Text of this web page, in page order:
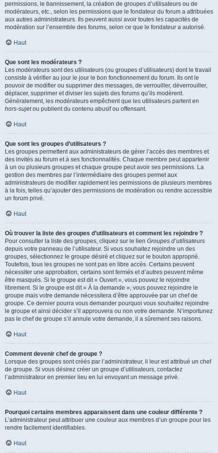
permissions, le bannissement, la création de groupes d’utilisateurs ou de
modérateurs, etc., selon les permissions que le fondateur du forum a attribuées
aux autres administrateurs. Ils peuvent aussi avoir toutes les capacités de
modération sur l’ensemble des forums, selon ce que le fondateur a autorisé.
Haut
Que sont les modérateurs ?
Les modérateurs sont des utilisateurs (ou groupes d’utilisateurs) dont le travail
consiste à vérifier au jour le jour le bon fonctionnement du forum. Ils ont le
pouvoir de modifier ou supprimer des messages, de verrouiller, déverrouiller,
déplacer, supprimer et diviser les sujets des forums qu’ils modèrent.
Généralement, les modérateurs empêchent que les utilisateurs partent en
hors-sujetou publient du contenu abusif ou offensant.
Haut
Que sont les groupes d’utilisateurs ?
Les groupes permettent aux administrateurs de gérer l’accès des membres et
des invités au forum et à ses fonctionnalités. Chaque membre peut appartenir
à un ou plusieurs groupes et chaque groupe peut avoir ses permissions. La
gestion des membres par l’intermédiaire des groupes permet aux
administrateurs de modifier rapidement les permissions de plusieurs membres
à la fois, telles qu’ajouter des permissions de modération ou rendre accessible
un forum privé.
Haut
Où trouver la liste des groupes d’utilisateurs et comment les rejoindre ?
Pour consulter la liste des groupes, cliquez sur le lien Groupes d’utilisateurs
depuis votre panneau de l’utilisateur. Si vous souhaitez rejoindre un des
groupes, sélectionnez le groupe désiré et cliquez sur le bouton approprié.
Toutefois, tous les groupes ne sont pas en libre accès. Certains peuvent
nécessiter une approbation, certains sont fermés et d’autres peuvent même
être masqués. Si le groupe est dit « Ouvert », vous pouvez le rejoindre
librement. Si le groupe est dit « À la demande », vous pouvez rejoindre le
groupe mais votre demande nécessitera d’être approuvée par un chef de
groupe. Ce dernier pourra vous demander pourquoi vous souhaitez rejoindre
le groupe et ainsi décider s’il approuvera ou non votre demande. N’importunez
pas le chef de groupe s’il annule votre demande, il a sûrement ses raisons.
Haut
Comment devenir chef de groupe ?
Lorsque des groupes sont créés par l’administrateur, il leur est attribué un chef
de groupe. Si vous désirez créer un groupe d’utilisateurs, contactez
l’administrateur en premier lieu en lui envoyant un message privé.
Haut
Pourquoi certains membres apparaissent dans une couleur différente ?
L’administrateur peut attribuer une couleur aux membres d’un groupe pour les
rendre facilement identifiables.
Haut